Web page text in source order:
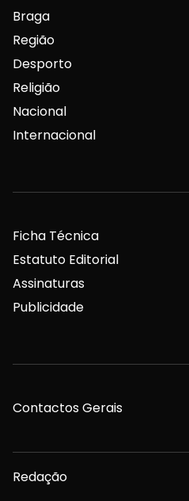
Braga
Região
Desporto
Religião
Nacional
Internacional
Ficha Técnica
Estatuto Editorial
Assinaturas
Publicidade
Contactos Gerais
Redação